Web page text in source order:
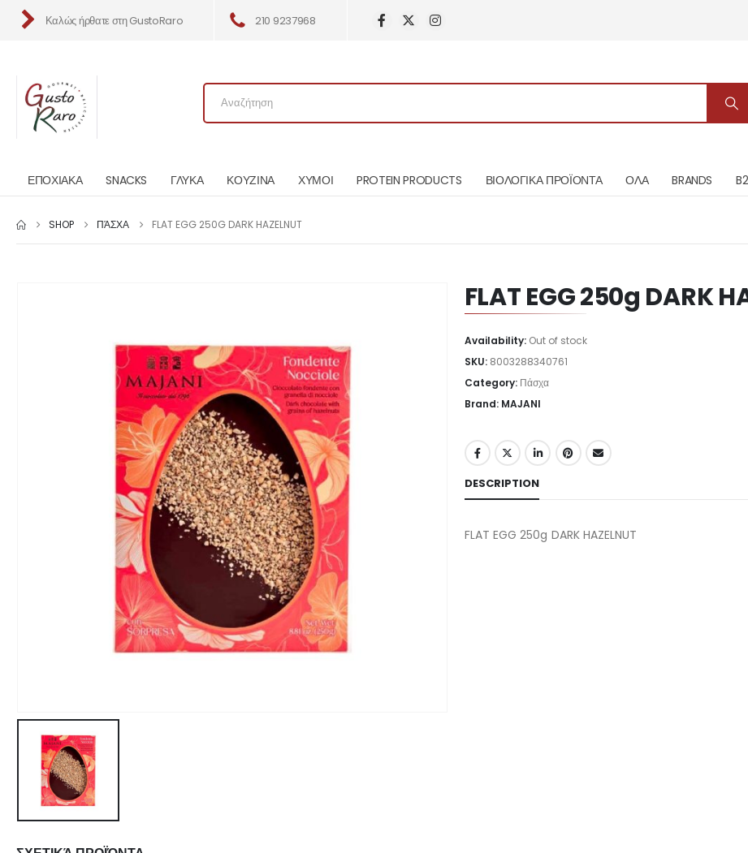
Καλώς ήρθατε στη GustoRaro 210 9237968
ΕΠΟΧΙΑΚΑ SNACKS ΓΛΥΚΑ ΚΟΥΖΙΝΑ ΧΥΜΟΙ PROTEIN PRODUCTS ΒΙΟΛΟΓΙΚΑ ΠΡΟΪΟΝΤΑ ΟΛΑ BRANDS
SHOP ΠΆΣΧΑ FLAT EGG 250G DARK HAZELNUT
FLAT EGG 250g DARK
Availability: Out of stock
SKU: 8003288340761
Category: Πάσχα
Brand: MAJANI
DESCRIPTION
FLAT EGG 250g DARK HAZELNUT